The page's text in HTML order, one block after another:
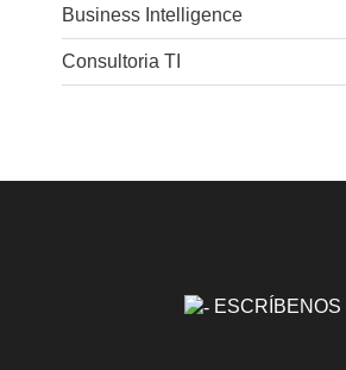
Business Intelligence
Consultoria TI
ESCRÍBENOS